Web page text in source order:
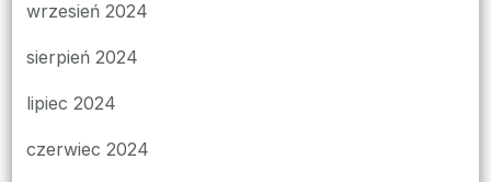
wrzesień 2024
sierpień 2024
lipiec 2024
czerwiec 2024